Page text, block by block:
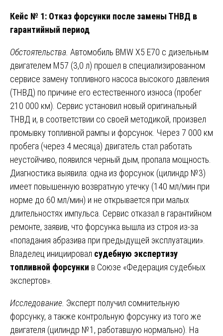
Кейс № 1: Отказ форсунки после замены ТНВД в
гарантийный период
Обстоятельства. Автомобиль BMW X5 E70 с дизельным
двигателем M57 (3,0 л) прошел в специализированном
сервисе замену топливного насоса высокого давления
(ТНВД) по причине его естественного износа (пробег
210 000 км). Сервис установил новый оригинальный
ТНВД и, в соответствии со своей методикой, произвел
промывку топливной рампы и форсунок. Через 7 000 км
пробега (через 4 месяца) двигатель стал работать
неустойчиво, появился черный дым, пропала мощность.
Диагностика выявила: одна из форсунок (цилиндр №3)
имеет повышенную возвратную утечку (140 мл/мин при
норме до 60 мл/мин) и не открывается при малых
длительностях импульса. Сервис отказал в гарантийном
ремонте, заявив, что форсунка вышла из строя из-за
«попадания абразива при предыдущей эксплуатации».
Владелец инициировал судебную экспертизу
топливной форсунки в Союзе «Федерация судебных
экспертов».
Исследование. Эксперт получил сомнительную
форсунку, а также контрольную форсунку из того же
двигателя (цилиндр №1, работавшую нормально). На